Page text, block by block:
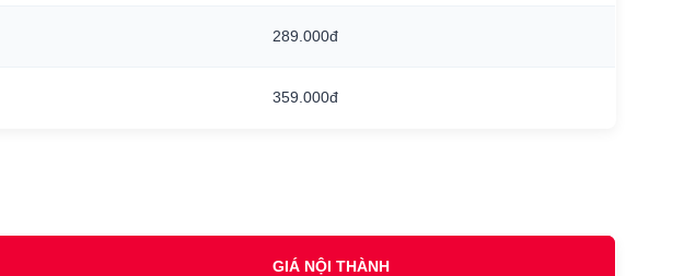
289.000đ
359.000đ
GIÁ NỘI THÀNH